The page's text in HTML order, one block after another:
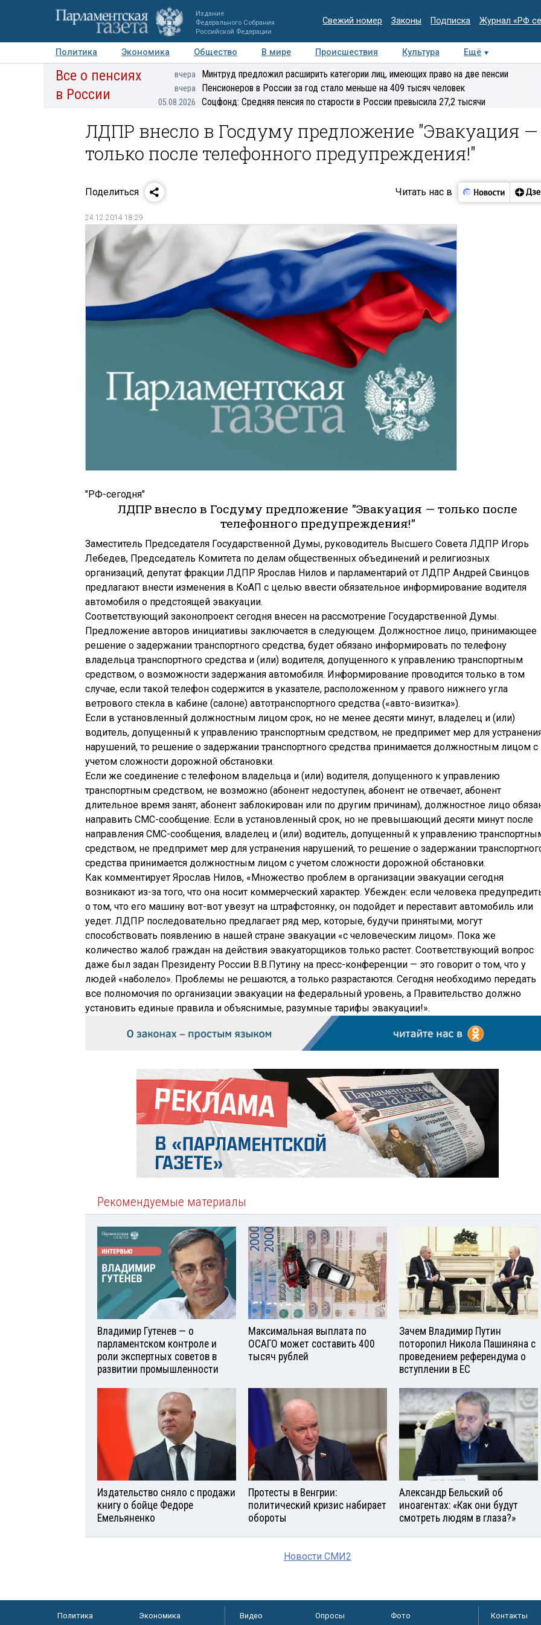
Издание
Федерального Собрания
Российской Федерации
Свежий номер Законы Подписка Журнал «РФ
Политика Экономика Общество В мире Происшествия Культура
Ещё
Авторы Персоны Мнения Регионы Медиацентр Интервью Колумнисты
Все о пенсиях
в России
вчера Минтруд предложил расширить категории лиц, имеющих право на две пенсии
вчера Пенсионеров в России за год стало меньше на 409 тысяч человек
05.08.2026 Соцфонд: Средняя пенсия по старости в России превысила 27,2 тысячи
ЛДПР внесло в Госдуму предложение "Эвакуация —
только после телефонного предупреждения!"
Поделиться Читать нас в
24.12.2014 18:29
"РФ-сегодня"
ЛДПР внесло в Госдуму предложение "Эвакуация — только после
телефонного предупреждения!"
Заместитель Председателя Государственной Думы, руководитель Высшего Совета ЛДПР Игорь
Лебедев, Председатель Комитета по делам общественных объединений и религиозных
организаций, депутат фракции ЛДПР Ярослав Нилов и парламентарий от ЛДПР Андрей Свинцов
предлагают внести изменения в КоАП с целью ввести обязательное информирование водителя
автомобиля о предстоящей эвакуации.
Соответствующий законопроект сегодня внесен на рассмотрение Государственной Думы.
Предложение авторов инициативы заключается в следующем. Должностное лицо, принимающее
решение о задержании транспортного средства, будет обязано информировать по телефону
владельца транспортного средства и (или) водителя, допущенного к управлению транспортным
средством, о возможности задержания автомобиля. Информирование проводится только в том
случае, если такой телефон содержится в указателе, расположенном у правого нижнего угла
ветрового стекла в кабине (салоне) автотранспортного средства («авто-визитка»).
Если в установленный должностным лицом срок, но не менее десяти минут, владелец и (или)
водитель, допущенный к управлению транспортным средством, не предпримет мер для
нарушений, то решение о задержании транспортного средства принимается должностным лицом с
учетом сложности дорожной обстановки.
Если же соединение с телефоном владельца и (или) водителя, допущенного к управлению
транспортным средством, не возможно (абонент недоступен, абонент не отвечает, абонент
длительное время занят, абонент заблокирован или по другим причинам), должностное лицо
направить СМС-сообщение. Если в установленный срок, но не превышающий десяти минут после
направления СМС-сообщения, владелец и (или) водитель, допущенный к управлению
средством, не предпримет мер для устранения нарушений, то решение о задержании
средства принимается должностным лицом с учетом сложности дорожной обстановки.
Как комментирует Ярослав Нилов, «Множество проблем в организации эвакуации сегодня
возникают из-за того, что она носит коммерческий характер. Убежден: если человека
о том, что его машину вот-вот увезут на штрафстоянку, он подойдет и переставит автомобиль или
уедет. ЛДПР последовательно предлагает ряд мер, которые, будучи принятыми, могут
способствовать появлению в нашей стране эвакуации «с человеческим лицом». Пока же
количество жалоб граждан на действия эвакуаторщиков только растет. Соответствующий вопрос
даже был задан Президенту России В.В.Путину на пресс-конференции — это говорит о том, что у
людей «наболело». Проблемы не решаются, а только разрастаются. Сегодня необходимо передать
все полномочия по организации эвакуации на федеральный уровень, а Правительство должно
установить единые правила и объяснимые, разумные тарифы эвакуации!».
Рекомендуемые материалы
Владимир Гутенев — о
парламентском контроле и
роли экспертных советов в
развитии промышленности
Максимальная выплата по
ОСАГО может составить 400
тысяч рублей
Зачем Владимир Путин
поторопил Никола Пашиняна с
проведением референдума о
вступлении в ЕС
Издательство сняло с продажи
книгу о бойце Федоре
Емельяненко
Протесты в Венгрии:
политический кризис набирает
обороты
Александр Бельский об
иноагентах: «Как они будут
смотреть людям в глаза?»
Новости СМИ2
Политика
Экономика
Видео Опросы
Фото
Контакты